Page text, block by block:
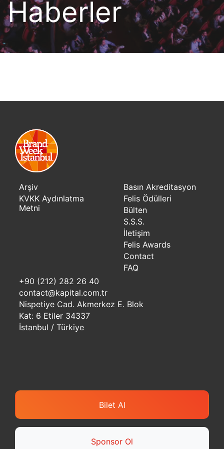
Haberler
Arşiv
KVKK Aydınlatma
Metni
Basın Akreditasyon
Felis Ödülleri
Bülten
S.S.S.
İletişim
Felis Awards
Contact
FAQ
+90 (212) 282 26 40
contact@kapital.com.tr
Nispetiye Cad. Akmerkez E. Blok
Kat: 6 Etiler 34337
İstanbul / Türkiye
Bilet Al
Sponsor Ol